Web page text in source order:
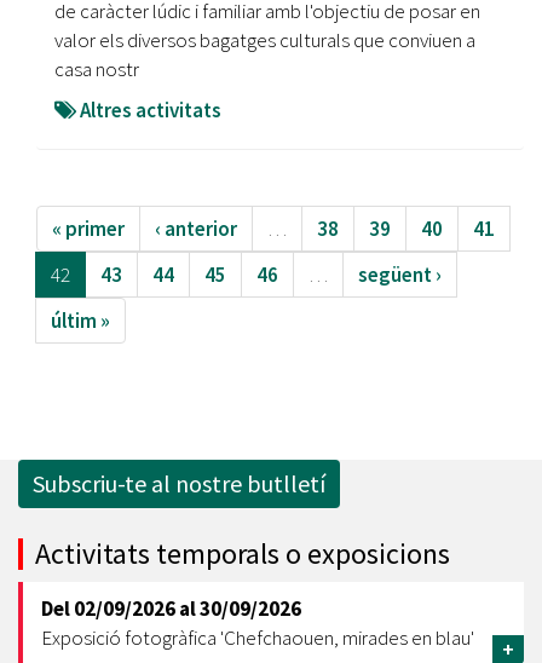
de caràcter lúdic i familiar amb l'objectiu de posar en
valor els diversos bagatges culturals que conviuen a
casa nostr
Altres activitats
« primer ‹ anterior … 38 39 40
41
42
43 44 45 46 …
següent ›
últim »
Subscriu-te al nostre butlletí
Activitats temporals o exposicions
Del02/09/2026al30/09/2026
Exposició fotogràfica 'Chefchaouen, mirades en blau'
+